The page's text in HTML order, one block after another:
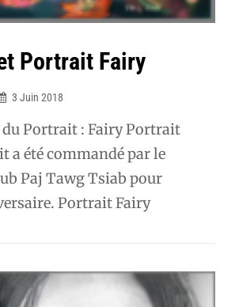
Portrait Fairy
3 Juin 2018
du Portrait : Fairy Portrait
a été commandé par le
Paj Tawg Tsiab pour
Portrait Fairy